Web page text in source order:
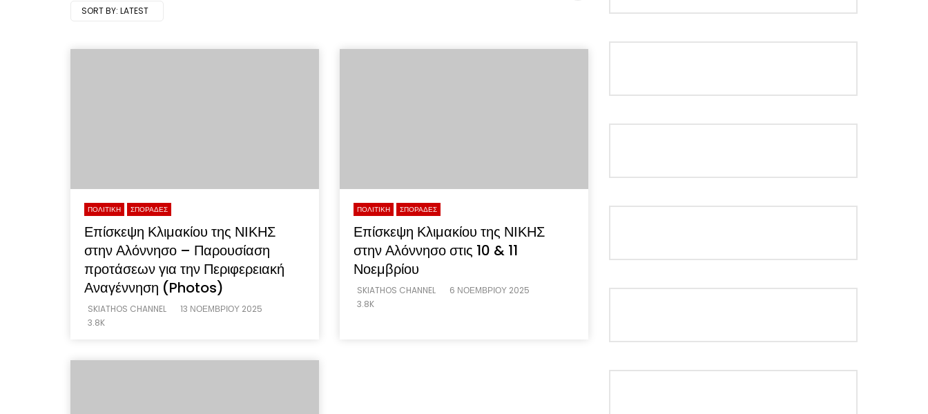
SORT BY: LATEST
ΠΟΛΙΤΙΚΗ ΣΠΟΡΑΔΕΣ
Επίσκεψη Κλιμακίου της ΝΙΚΗΣ
στην Αλόννησο – Παρουσίαση
προτάσεων για την Περιφερειακή
Αναγέννηση (Photos)
SKIATHOS CHANNEL
13 ΝΟΕΜΒΡΊΟΥ 2025
3.8K
ΠΟΛΙΤΙΚΗ ΣΠΟΡΑΔΕΣ
Επίσκεψη Κλιμακίου της ΝΙΚΗΣ
στην Αλόννησο στις 10 & 11
Νοεμβρίου
SKIATHOS CHANNEL
6 ΝΟΕΜΒΡΊΟΥ 2025
3.8K